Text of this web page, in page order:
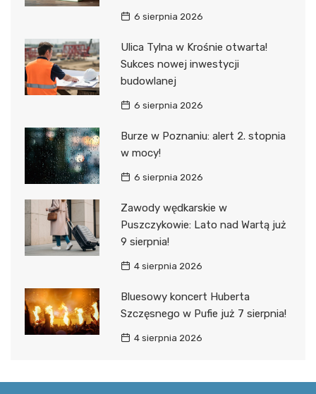
6 sierpnia 2026
Ulica Tylna w Krośnie otwarta!
Sukces nowej inwestycji
budowlanej
6 sierpnia 2026
Burze w Poznaniu: alert 2. stopnia
w mocy!
6 sierpnia 2026
Zawody wędkarskie w
Puszczykowie: Lato nad Wartą już
9 sierpnia!
4 sierpnia 2026
Bluesowy koncert Huberta
Szczęsnego w Pufie już 7 sierpnia!
4 sierpnia 2026